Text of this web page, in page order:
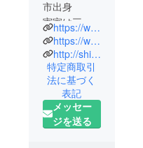
市出身
実家は三代
続く寿司屋
『美松』。
地元高校を
卒業後、上
京し寿司店
で修行。
寿司屋、ホ
https://www.instagram.com/sushilabo302?igsh=MWw4ZG8yMDV0bTE4cQ%3D%3D&utm_source=qr
https://www.instagram.com/shucchousushi_mimatsu?igsh=MWdram45NGdhMXg1dw%3D%3D&utm_source=qr
http://shimoda100.com/restaurant/mimatsusushi/
特定商取引
法に基づく
表記
メッセー
ジを送る